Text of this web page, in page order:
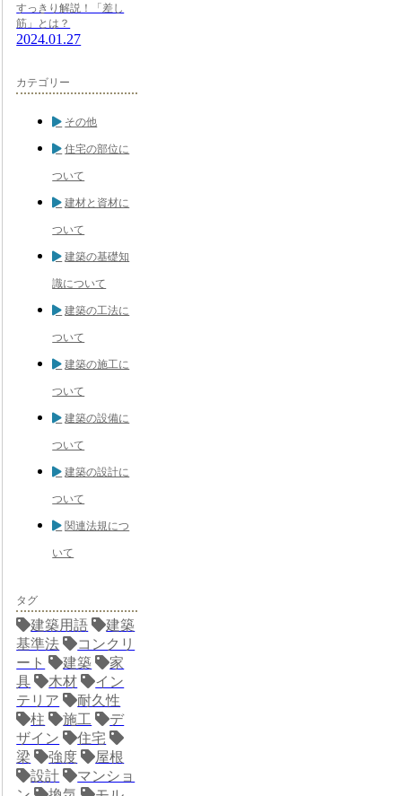
すっきり解説！「差し
筋」とは？
2024.01.27
カテゴリー
その他
住宅の部位に
ついて
建材と資材に
ついて
建築の基礎知
識について
建築の工法に
ついて
建築の施工に
ついて
建築の設備に
ついて
建築の設計に
ついて
関連法規につ
いて
タグ
建築用語
建築
基準法
コンクリ
ート
建築
家
具
木材
イン
テリア
耐久性
柱
施工
デ
ザイン
住宅
梁
強度
屋根
設計
マンショ